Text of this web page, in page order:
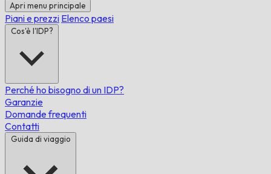
Apri menu principale
Piani e prezzi Elenco paesi
Cos'è l'IDP?
Perché ho bisogno di un IDP?
Garanzie
Domande frequenti
Contatti
Guida di viaggio